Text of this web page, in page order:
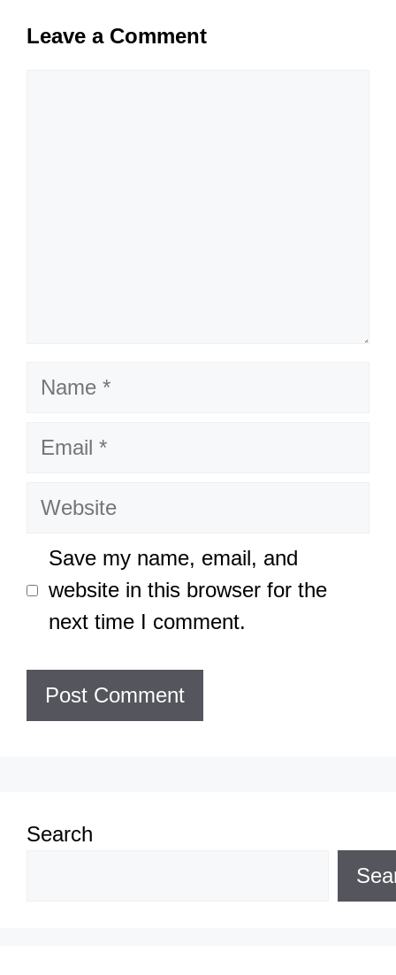
Leave a Comment
Name
Email
Website
Save my name, email, and
website in this browser for the
next time I comment.
Search